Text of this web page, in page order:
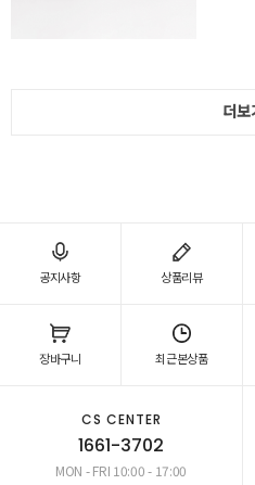
더보
공지사항 상품리뷰
장바구니 최근본상품
CS CENTER
1661-3702
MON - FRI 10:00 - 17:00